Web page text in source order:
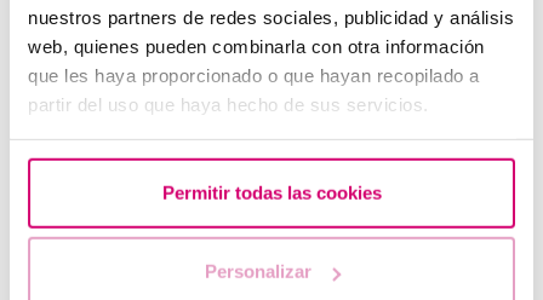
nuestros partners de redes sociales, publicidad y análisis
web, quienes pueden combinarla con otra información
que les haya proporcionado o que hayan recopilado a
partir del uso que haya hecho de sus servicios.
Permitir todas las cookies
Personalizar
Si consiglia inoltre di accompagnare il test con altri strumenti
di monitoraggio del ciclo, come la misurazione della
temperatura basale o l’analisi del muco cervicale.
l’ovulazione?
Nei trattamenti di procreazione assistita, l’ovulazione viene
monitorata attraverso il controllo ecografico della crescita